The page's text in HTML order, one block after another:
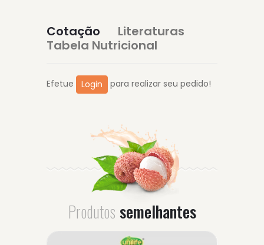
Cotação
Literaturas
Tabela Nutricional
Efetue Login para realizar seu pedido!
Produtos semelhantes